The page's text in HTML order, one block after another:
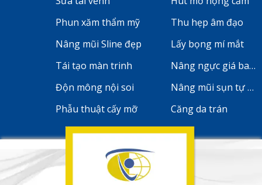
Phun xăm thẩm mỹ
Nâng mũi Sline đẹp
Tái tạo màn trinh
Độn mông nội soi
Phẫu thuật cấy mỡ
Thu hẹp âm đạo
Lấy bọng mí mắt
Nâng ngực giá bao
Nâng mũi sụn tự
Căng da trán